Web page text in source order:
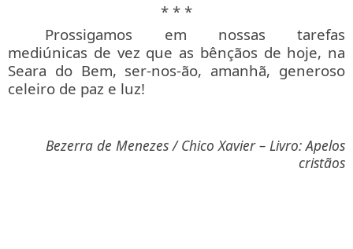
* * *
Prossigamos em nossas tarefas
mediúnicas de vez que as bênçãos de hoje, na
Seara do Bem, ser-nos-ão, amanhã, generoso
celeiro de paz e luz!
Bezerra de Menezes / Chico Xavier – Livro: Apelos
cristãos